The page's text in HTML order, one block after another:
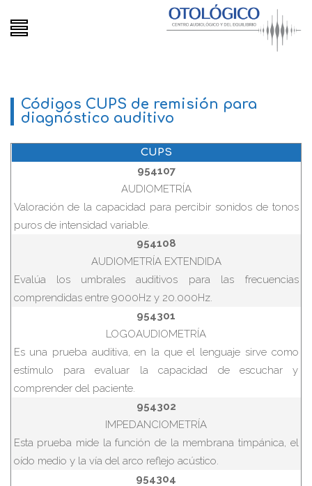
Códigos CUPS de remisión para
diagnóstico auditivo
CUPS
954107
AUDIOMETRÍA
Valoración de la capacidad para percibir sonidos de tonos
puros de intensidad variable.
954108
AUDIOMETRÍA EXTENDIDA
Evalúa los umbrales auditivos para las frecuencias
comprendidas entre 9000Hz y 20.000Hz.
954301
LOGOAUDIOMETRÍA
Es una prueba auditiva, en la que el lenguaje sirve como
estímulo para evaluar la capacidad de escuchar y
comprender del paciente.
954302
IMPEDANCIOMETRÍA
Esta prueba mide la función de la membrana timpánica, el
oído medio y la vía del arco reflejo acústico.
954304